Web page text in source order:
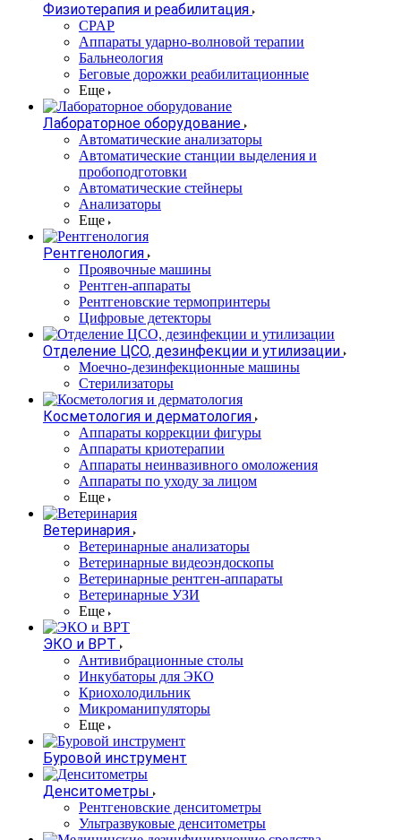
Физиотерапия и реабилитация
CPAP
Аппараты ударно-волновой терапии
Бальнеология
Беговые дорожки реабилитационные
Еще
Лабораторное оборудование
Автоматические анализаторы
Автоматические станции выделения и
пробоподготовки
Автоматические стейнеры
Анализаторы
Еще
Рентгенология
Проявочные машины
Рентген-аппараты
Рентгеновские термопринтеры
Цифровые детекторы
Отделение ЦСО, дезинфекции и утилизации
Моечно-дезинфекционные машины
Стерилизаторы
Косметология и дерматология
Аппараты коррекции фигуры
Аппараты криотерапии
Аппараты неинвазивного омоложения
Аппараты по уходу за лицом
Еще
Ветеринария
Ветеринарные анализаторы
Ветеринарные видеоэндоскопы
Ветеринарные рентген-аппараты
Ветеринарные УЗИ
Еще
ЭКО и ВРТ
Антивибрационные столы
Инкубаторы для ЭКО
Криохолодильник
Микроманипуляторы
Еще
Буровой инструмент
Денситометры
Рентгеновские денситометры
Ультразвуковые денситометры